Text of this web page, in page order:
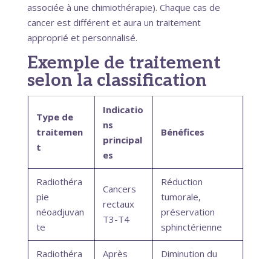
associée à une chimiothérapie). Chaque cas de
cancer est différent et aura un traitement
approprié et personnalisé.
Exemple de traitement
selon la classification
Type de
traitemen
t
Indicatio
ns
principal
es
Bénéfices
Radiothéra
pie
néoadjuvan
te
Cancers
rectaux
T3-T4
Réduction
tumorale,
préservation
sphinctérienne
Radiothéra
Après
Diminution du